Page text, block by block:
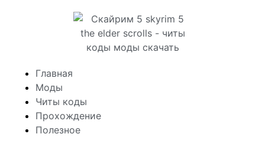
Главная
Моды
Читы коды
Прохождение
Полезное